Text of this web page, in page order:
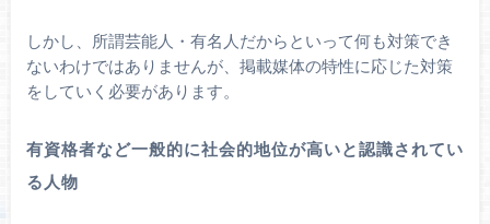
しかし、所謂芸能人・有名人だからといって何も対策でき
ないわけではありませんが、掲載媒体の特性に応じた対策
をしていく必要があります。
有資格者など一般的に社会的地位が高いと認識されてい
る人物